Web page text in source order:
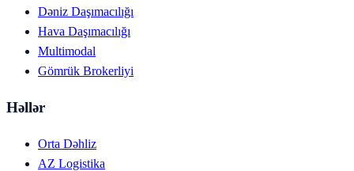
Dəniz Daşımacılığı
Hava Daşımacılığı
Multimodal
Gömrük Brokerliyi
Həllər
Orta Dəhliz
AZ Logistika